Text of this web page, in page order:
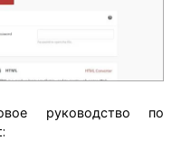
руководство по